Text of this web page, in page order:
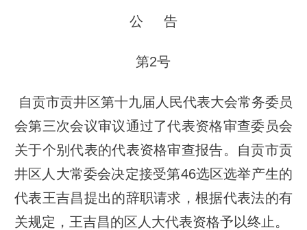
公 告
第2号
自贡市贡井区第十九届人民代表大会常务委员
会第三次会议审议通过了代表资格审查委员会
关于个别代表的代表资格审查报告。自贡市贡
井区人大常委会决定接受第46选区选举产生的
代表王吉昌提出的辞职请求，根据代表法的有
关规定，王吉昌的区人大代表资格予以终止。